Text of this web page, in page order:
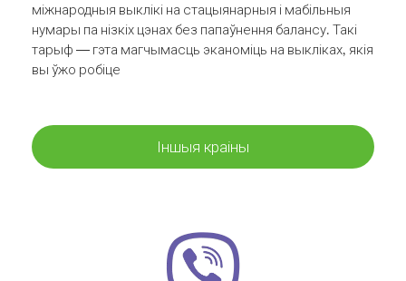
міжнародныя выклікі на стацыянарныя і мабільныя
нумары па нізкіх цэнах без папаўнення балансу. Такі
тарыф — гэта магчымасць эканоміць на выкліках, якія
вы ўжо робіце
Іншыя краіны